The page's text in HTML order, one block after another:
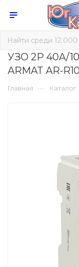
УЗО 2Р 40А/
ARMAT AR-
Главная — Каталог